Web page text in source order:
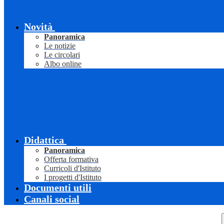
Novità
Panoramica
Le notizie
Le circolari
Albo online
Didattica
Panoramica
Offerta formativa
Curricoli d'Istituto
I progetti d'Istituto
Documenti utili
Canali social